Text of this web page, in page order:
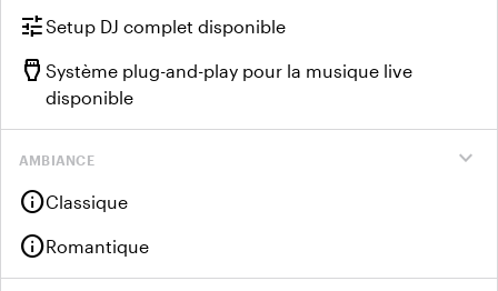
tuneSetup DJ complet disponible
settings_input_hdmi Système plug-and-play pour la musique live
disponible
expand_more
AMBIANCE
infoClassique
infoRomantique